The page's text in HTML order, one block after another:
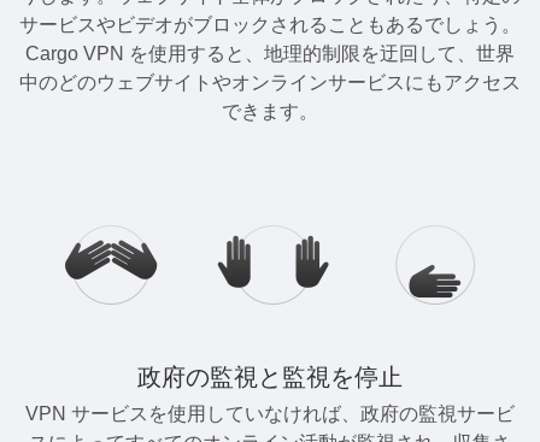
サービスやビデオがブロックされることもあるでしょう。
Cargo VPN を使用すると、地理的制限を迂回して、世界
中のどのウェブサイトやオンラインサービスにもアクセス
できます。
政府の監視と監視を停止
VPN サービスを使用していなければ、政府の監視サービ